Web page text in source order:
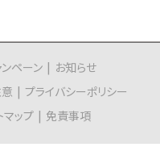
ンペーン
お知らせ
プライバシーポリシー
マップ 免責事項